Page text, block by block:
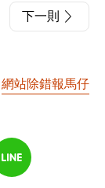
下一則
網站除錯報馬仔